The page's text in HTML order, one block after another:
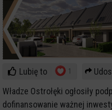
Lubię to 1
Władze Ostrołęki ogłosiły
dofinansowanie ważnej